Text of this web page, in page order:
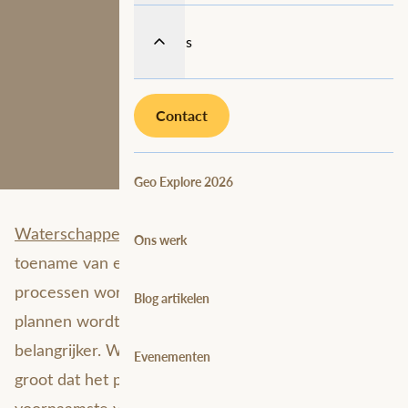
Over ons
Contact
Geo Explore 2026
Ons werk
Blog artikelen
Evenementen
Waterschappen
worstelen met de gevolgen van de
toename van extreme regenval. Bedrijfskritische
processen worden complexer, werkzaamheden
plannen wordt lastiger en de toekomst voorspellen
belangrijker. Waar is de invloed van regenval zo
groot dat het problemen oplevert? Dat is de